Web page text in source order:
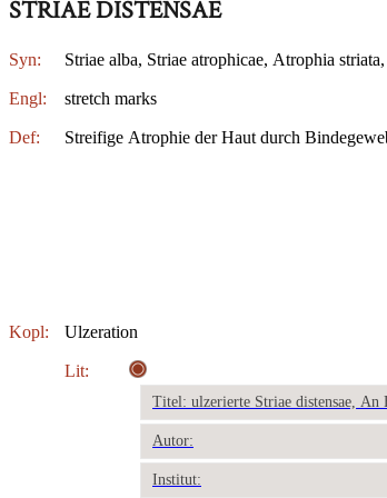
STRIAE DISTENSAE
Syn: Striae alba, Striae atrophicae, Atrophia
Engl: stretch marks
Def: Streifige Atrophie der Haut durch
Kopl: Ulzeration
Lit:
Titel: ulzerierte Striae distensae, An
Autor:
Institut: